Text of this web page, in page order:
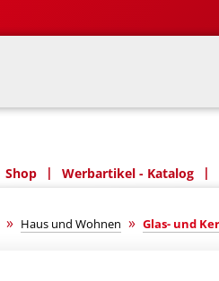
Shop | Werbartikel - Katalog |
» Haus und Wohnen » Glas- und